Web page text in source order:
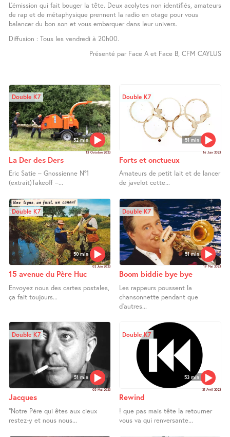
L’émission qui fait bouger la tête. Deux acolytes non identifiés, amateurs
de rap et de métaphysique prennent la radio en otage pour vous
balancer du bon son et vous embarquer dans leur univers.
Diffusion : Tous les vendredi à 20h00.
Présenté par Face A et Face B, CFM CAYLUS
52 min
Double K7
13 Octobre 2023
La Der des Ders
Eric Satie – Gnossienne N°1
(extrait)Takeoff –...
51 min
Double K7
16 Juin 2023
Forts et onctueux
Amateurs de petit lait et de lancer
de javelot cette...
50 min
Double K7
02 Juin 2023
15 avenue du Père Huc
Envoyez nous des cartes postales,
ça fait toujours...
51 min
Double K7
19 Mai 2023
Boom biddie bye bye
Les rappeurs poussent la
chansonnette pendant que
d’autres...
51 min
Double K7
05 Mai 2023
Jacques
"Notre Père qui êtes aux cieux
restez-y et nous nous...
53 min
Double K7
21 Avril 2023
Rewind
! que pas mais tête la retourner
vous va qui renversante...